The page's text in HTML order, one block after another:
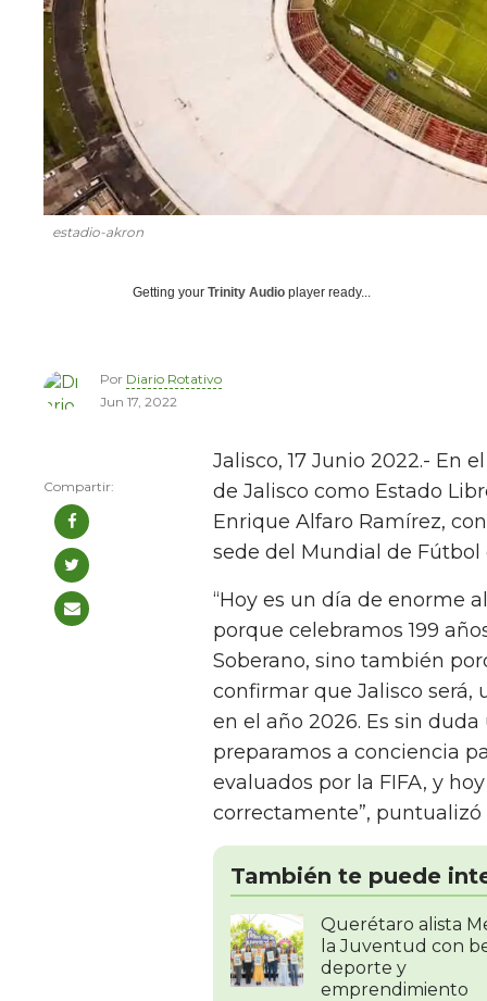
estadio-akron
Getting your Trinity Audio player ready...
Por Diario Rotativo
Jun 17, 2022
Jalisco, 17 Junio 2022.- En
de Jalisco como Estado
Enrique Alfaro Ramírez,
sede del Mundial de Fútbol
“Hoy es un día de enorme
porque celebramos 199
Soberano, sino también
confirmar que Jalisco será,
en el año 2026. Es sin
preparamos a conciencia
evaluados por la FIFA, y
correctamente”, puntualizó
También te puede
Querétaro alista
la Juventud con
deporte y
emprendimiento